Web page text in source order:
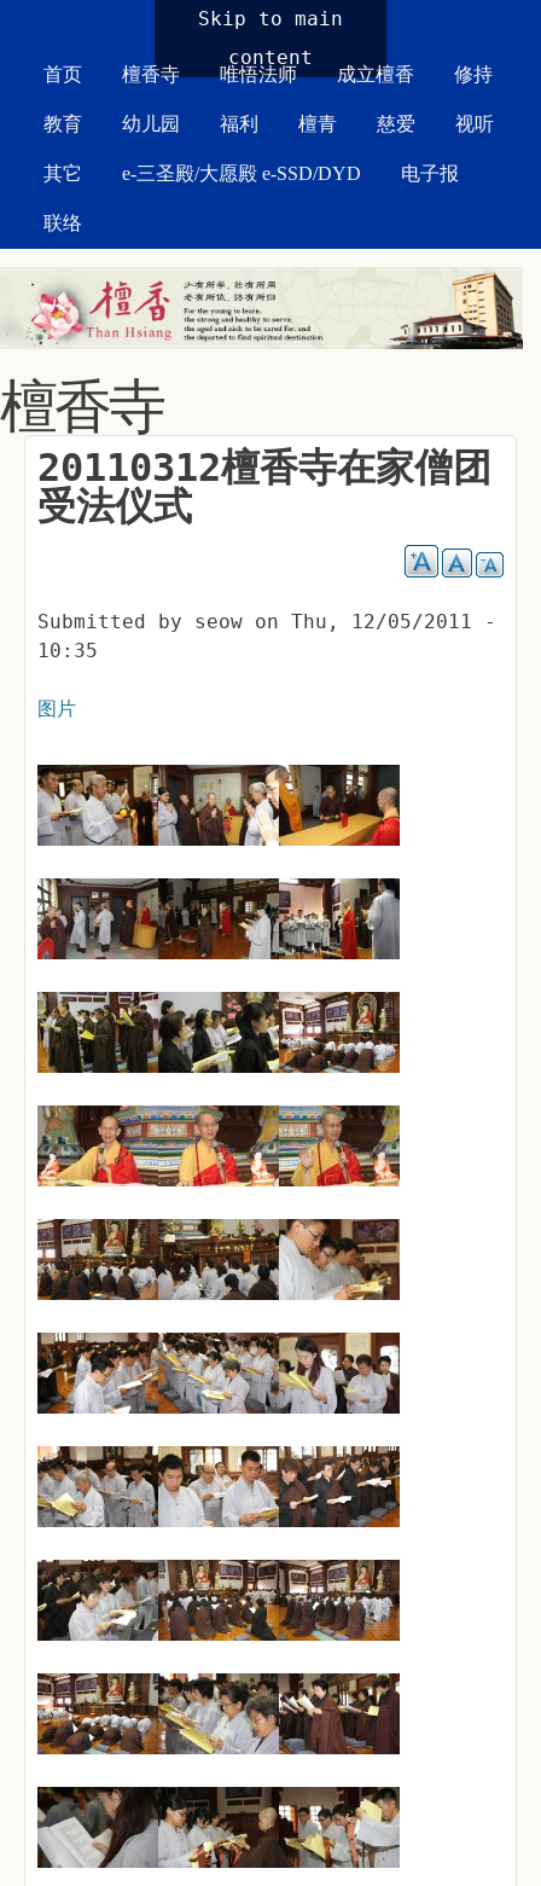
Skip to main
content
首页 檀香寺 唯悟法师 成立檀香 修持
教育 幼儿园 福利 檀青 慈爱 视听
其它 e-三圣殿/大愿殿 e-SSD/DYD 电子报
联络
檀香寺
20110312檀香寺在家僧团
受法仪式
Submitted by seow on Thu, 12/05/2011 -
10:35
图片